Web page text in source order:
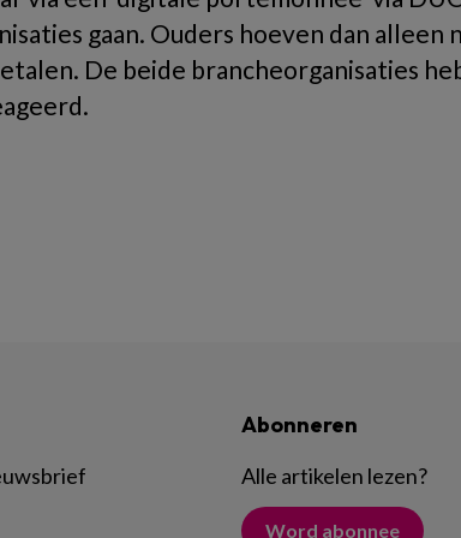
gaan. Ouders hoeven dan alleen
De beide brancheorganisaties
Abonneren
Alle artikelen lezen?
Word abonnee